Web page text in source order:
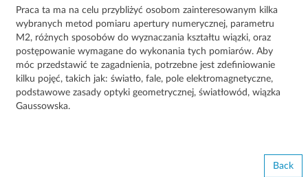
Praca ta ma na celu przybliżyć osobom zainteresowanym kilka
wybranych metod pomiaru apertury numerycznej, parametru
M2, różnych sposobów do wyznaczania kształtu wiązki, oraz
postępowanie wymagane do wykonania tych pomiarów. Aby
móc przedstawić te zagadnienia, potrzebne jest zdefiniowanie
kilku pojęć, takich jak: światło, fale, pole elektromagnetyczne,
podstawowe zasady optyki geometrycznej, światłowód, wiązka
Gaussowska.
Back